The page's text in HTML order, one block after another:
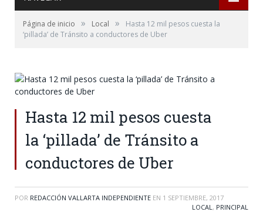
Página de inicio » Local »
Hasta 12 mil pesos cuesta la
‘pillada’ de Tránsito a conductores de Uber
Hasta 12 mil pesos cuesta
la ‘pillada’ de Tránsito a
conductores de Uber
POR REDACCIÓN VALLARTA INDEPENDIENTE EN 1 SEPTIEMBRE, 2017
LOCAL, PRINCIPAL